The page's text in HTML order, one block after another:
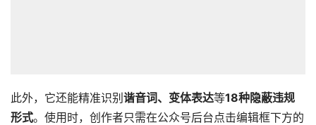
此外，它还能精准识别 谐音词、变体表达等18种隐蔽违规
形式。使用时，创作者只需在公众号后台点击编辑框下方的